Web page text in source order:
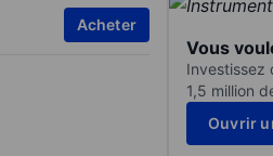
Acheter
Vous
Investissez
1,5 million
Ouvrir